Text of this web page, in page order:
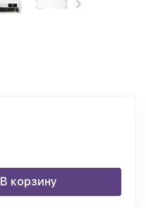
В корзину